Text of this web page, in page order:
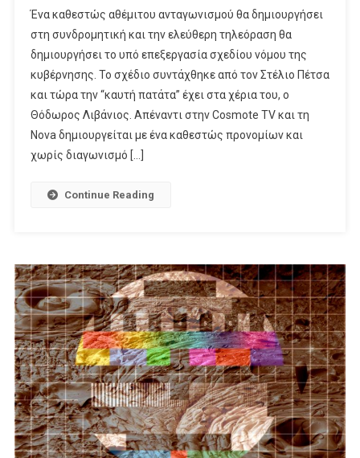
Με
Την
…
Εγγύηση
Του
Ελληνικού
Δημοσίου
Στη
Ένα καθεστώς αθέμιτου ανταγωνισμού θα δημιουργήσει
στη συνδρομητική και την ελεύθερη τηλεόραση θα
δημιουργήσει το υπό επεξεργασία σχεδίου νόμου της
κυβέρνησης. Το σχέδιο συντάχθηκε από τον Στέλιο Πέτσα
και τώρα την “καυτή πατάτα” έχει στα χέρια του, ο
Θόδωρος Λιβάνιος. Απέναντι στην Cosmote TV και τη
Nova δημιουργείται με ένα καθεστώς προνομίων και
χωρίς διαγωνισμό […]
Continue Reading